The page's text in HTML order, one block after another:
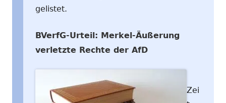
gelistet.
BVerfG-Urteil: Merkel-Äußerung
verletzte Rechte der AfD
Zei